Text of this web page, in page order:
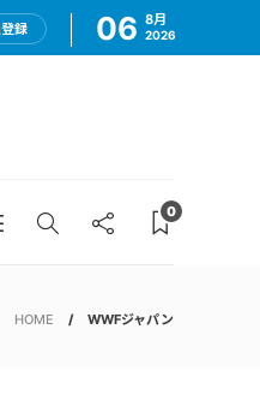
録 06 8月
2026
0
HOME WWFジャパン